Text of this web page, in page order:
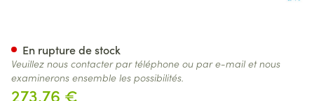
273,76 €
En rupture de stock
Veuillez nous contacter par téléphone ou par e-mail et nous
examinerons ensemble les possibilités.